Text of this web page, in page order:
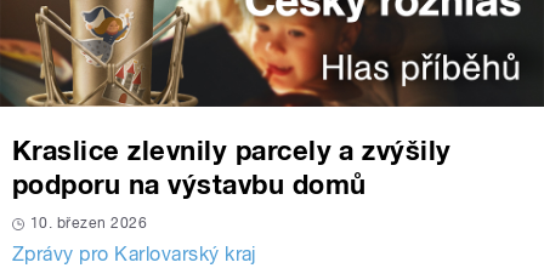
Kraslice zlevnily parcely a zvýšily
podporu na výstavbu domů
10. březen 2026
Zprávy pro Karlovarský kraj